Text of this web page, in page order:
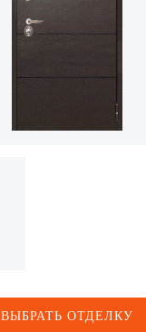
ВЫБРАТЬ ОТДЕЛКУ